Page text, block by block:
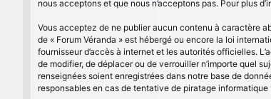
nous acceptons et que nous n’acceptons pas. Pour plus
Vous acceptez de ne publier aucun contenu à caractère
de « Forum Véranda » est hébergé ou encore la loi
fournisseur d’accès à internet et les autorités officielles.
de modifier, de déplacer ou de verrouiller n’importe quel
renseignées soient enregistrées dans notre base de
responsables en cas de tentative de piratage